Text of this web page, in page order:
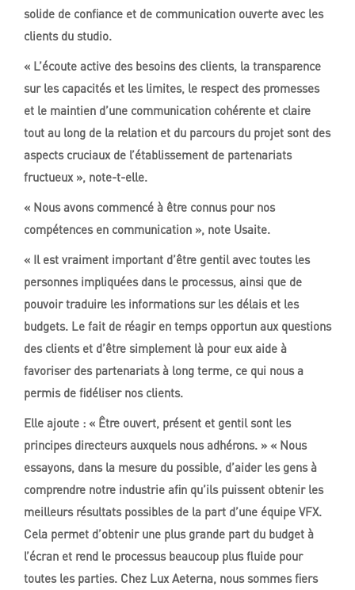
solide de confiance et de communication ouverte avec les
clients du studio.
« L’écoute active des besoins des clients, la transparence
sur les capacités et les limites, le respect des promesses
et le maintien d’une communication cohérente et claire
tout au long de la relation et du parcours du projet sont des
aspects cruciaux de l’établissement de partenariats
fructueux », note-t-elle.
« Nous avons commencé à être connus pour nos
compétences en communication », note Usaite.
« Il est vraiment important d’être gentil avec toutes les
personnes impliquées dans le processus, ainsi que de
pouvoir traduire les informations sur les délais et les
budgets. Le fait de réagir en temps opportun aux questions
des clients et d’être simplement là pour eux aide à
favoriser des partenariats à long terme, ce qui nous a
permis de fidéliser nos clients.
Elle ajoute : « Être ouvert, présent et gentil sont les
principes directeurs auxquels nous adhérons. » « Nous
essayons, dans la mesure du possible, d’aider les gens à
comprendre notre industrie afin qu’ils puissent obtenir les
meilleurs résultats possibles de la part d’une équipe VFX.
Cela permet d’obtenir une plus grande part du budget à
l’écran et rend le processus beaucoup plus fluide pour
toutes les parties. Chez Lux Aeterna, nous sommes fiers